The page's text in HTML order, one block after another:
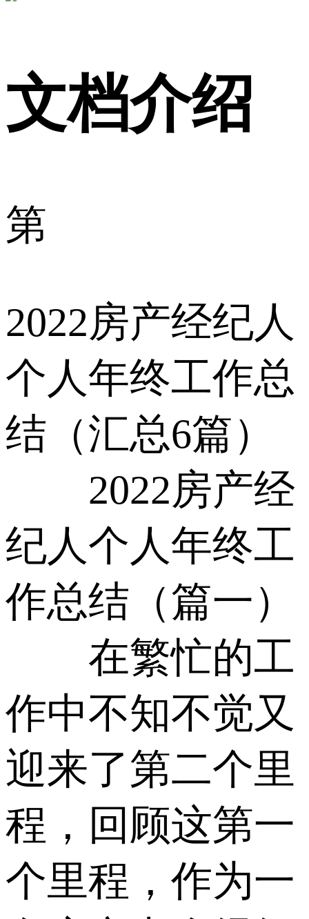
文档介绍
第
2022房产经纪人
个人年终工作总
结（汇总6篇）
2022房产经
纪人个人年终工
作总结（篇一）
在繁忙的工
作中不知不觉又
迎来了第二个里
程，回顾这第一
个里程，作为一